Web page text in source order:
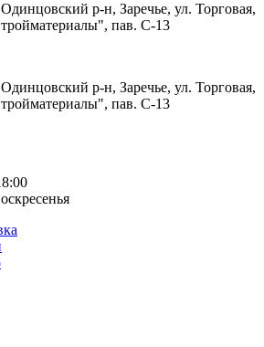
р-н, Заречье, ул. Торговая,
пав. С-13
р-н, Заречье, ул. Торговая,
пав. С-13